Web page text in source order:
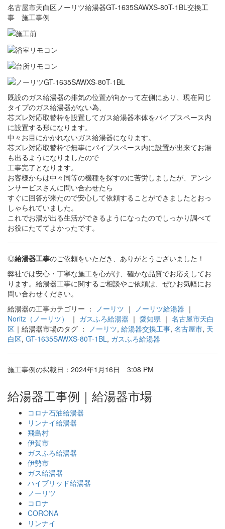
名古屋市天白区ノーリツ給湯器GT-1635SAWXS-80T-1BL交換工
事 施工事例
既設のガス給湯器の排気の位置が向かって左側にあり、現在同じ
タイプのガス給湯器がない為、
芯ズレ対応取替枠を設置してガス給湯器本体をパイプスペース内
に設置する形になります。
中々お目にかかれないガス給湯器になります。
芯ズレ対応取替枠で無事にパイプスペース内に設置が出来てお湯
も出るようになりましたので
工事完了となります。
お客様からは中々同等の機種を探すのに苦労しましたが、アンシ
ンサービスさんに問い合わせたら
すぐに回答が来たので安心して依頼することができましたとおっ
しゃられていました。
これでお湯が出る生活ができるようになったのでしっかり調べて
お役にたててよかったです。
◎給湯器工事のご依頼をいただき、ありがとうございました！
弊社では安心・丁寧な施工を心がけ、確かな品質でお応えしてお
ります。給湯器工事に関するご相談やご依頼は、ぜひお気軽にお
問い合わせください。
給湯器の工事カテゴリー ：
ノーリツ ｜ ノーリツ給湯器 ｜
Noritz（ノーリツ）
｜ ガスふろ給湯器 ｜ 愛知県 ｜ 名古屋市天白
区 ｜給湯器市場のタグ ： ノーリツ, 給湯器交換工事, 名古屋市, 天
白区, GT-1635SAWXS-80T-1BL, ガスふろ給湯器
施工事例の掲載日：2024年1月16日 3:08 PM
給湯器工事例｜給湯器市場
コロナ石油給湯器
リンナイ給湯器
飛島村
伊賀市
ガスふろ給湯器
伊勢市
ガス給湯器
ハイブリッド給湯器
ノーリツ
コロナ
CORONA
リンナイ